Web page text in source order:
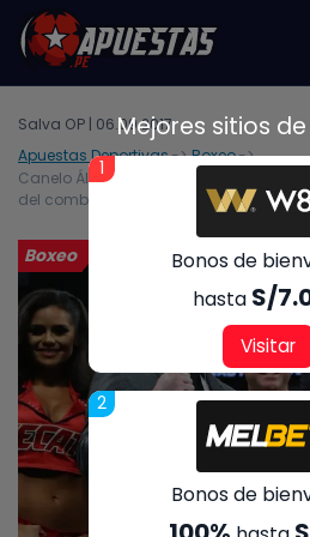
Salva OP | 06.09.2017
Apuestas Deportivas
Boxeo
Canelo Álvarez vs Gennady Golovkin
del combate – 16/09/2017
Boxeo
Mejores sitios
1
Bonos de
hastaS/
Visitar
2
Bonos de